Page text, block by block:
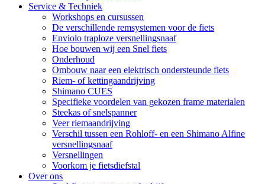
Service & Techniek
Workshops en cursussen
De verschillende remsystemen voor de fiets
Enviolo traploze versnellingsnaaf
Hoe bouwen wij een Snel fiets
Onderhoud
Ombouw naar een elektrisch ondersteunde fiets
Riem- of kettingaandrijving
Shimano CUES
Specifieke voordelen van gekozen frame materialen
Steekas of snelspanner
Veer riemaandrijving
Verschil tussen een Rohloff- en een Shimano Alfine
versnellingsnaaf
Versnellingen
Voorkom je fietsdiefstal
Over ons